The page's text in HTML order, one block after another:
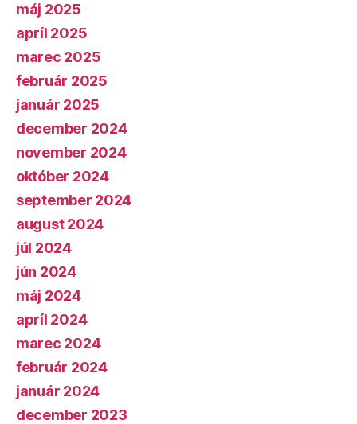
máj 2025
apríl 2025
marec 2025
február 2025
január 2025
december 2024
november 2024
október 2024
september 2024
august 2024
júl 2024
jún 2024
máj 2024
apríl 2024
marec 2024
február 2024
január 2024
december 2023